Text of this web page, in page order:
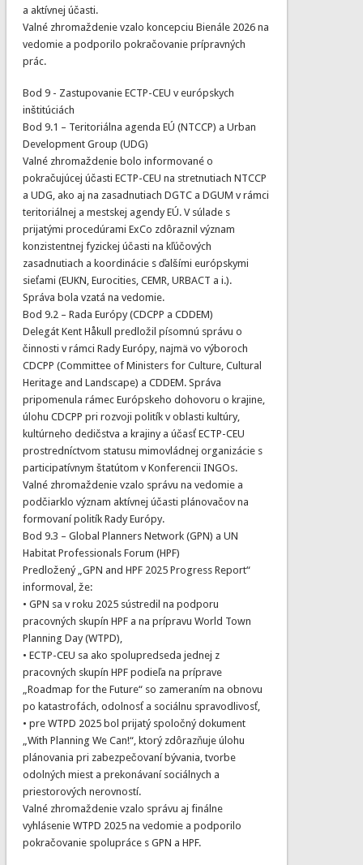
a aktívnej účasti.
Valné zhromaždenie vzalo koncepciu Bienále 2026 na
vedomie a podporilo pokračovanie prípravných
prác.
Bod 9 - Zastupovanie ECTP-CEU v európskych
inštitúciách
Bod 9.1 – Teritoriálna agenda EÚ (NTCCP) a Urban
Development Group (UDG)
Valné zhromaždenie bolo informované o
pokračujúcej účasti ECTP-CEU na stretnutiach NTCCP
a UDG, ako aj na zasadnutiach DGTC a DGUM v rámci
teritoriálnej a mestskej agendy EÚ. V súlade s
prijatými procedúrami ExCo zdôraznil význam
konzistentnej fyzickej účasti na kľúčových
zasadnutiach a koordinácie s ďalšími európskymi
sieťami (EUKN, Eurocities, CEMR, URBACT a i.).
Správa bola vzatá na vedomie.
Bod 9.2 – Rada Európy (CDCPP a CDDEM)
Delegát Kent Håkull predložil písomnú správu o
činnosti v rámci Rady Európy, najmä vo výboroch
CDCPP (Committee of Ministers for Culture, Cultural
Heritage and Landscape) a CDDEM. Správa
pripomenula rámec Európskeho dohovoru o krajine,
úlohu CDCPP pri rozvoji politík v oblasti kultúry,
kultúrneho dedičstva a krajiny a účasť ECTP-CEU
prostredníctvom statusu mimovládnej organizácie s
participatívnym štatútom v Konferencii INGOs.
Valné zhromaždenie vzalo správu na vedomie a
podčiarklo význam aktívnej účasti plánovačov na
formovaní politík Rady Európy.
Bod 9.3 – Global Planners Network (GPN) a UN
Habitat Professionals Forum (HPF)
Predložený „GPN and HPF 2025 Progress Report“
informoval, že:
• GPN sa v roku 2025 sústredil na podporu
pracovných skupín HPF a na prípravu World Town
Planning Day (WTPD),
• ECTP-CEU sa ako spolupredseda jednej z
pracovných skupín HPF podieľa na príprave
„Roadmap for the Future“ so zameraním na obnovu
po katastrofách, odolnosť a sociálnu spravodlivosť,
• pre WTPD 2025 bol prijatý spoločný dokument
„With Planning We Can!“, ktorý zdôrazňuje úlohu
plánovania pri zabezpečovaní bývania, tvorbe
odolných miest a prekonávaní sociálnych a
priestorových nerovností.
Valné zhromaždenie vzalo správu aj finálne
vyhlásenie WTPD 2025 na vedomie a podporilo
pokračovanie spolupráce s GPN a HPF.